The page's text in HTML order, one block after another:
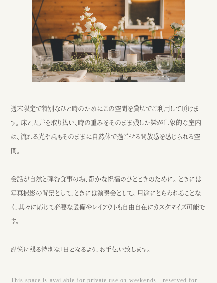
週末限定で特別なひと時のためにこの空間を貸切でご利用して頂けま
す。 床と天井を取り払い、時の重みをそのまま残した梁が印象的な室内
は、流れる光や風もそのままに自然体で過ごせる開放感を感じられる空
間。
会話が自然と弾む食事の場、静かな祝福のひとときのために。 ときには
写真撮影の背景として、ときには演奏会として。 用途にとらわれることな
く、其々に応じて必要な設備やレイアウトも自由自在にカスタマイズ可能で
す。
記憶に残る特別な1日となるよう、お手伝い致します。
This space is available for private use on weekends—reserved for